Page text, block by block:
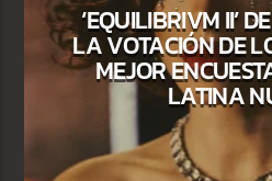
‘EQUILIBRIVM II’
LA VOTACIÓN DE
MEJOR
LATINA